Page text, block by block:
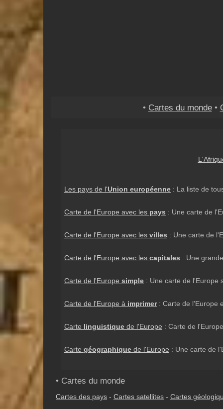
• Cartes du monde•
Les pays de l'Union européenne : La liste de
Carte de l'Europe avec les pays : Une carte de
Carte de l'Europe avec les villes : Une carte de
Carte de l'Europe avec les capitales : Une
Carte de l'Europe simple : Une carte de l'Europe
Carte de l'Europe à imprimer: Carte de l'Europe
Carte linguistique de l'Europe : Carte de
Carte géographique de l'Europe : Une carte de
• Cartes du monde
Cartes des pays - Cartes satellites - Cartes